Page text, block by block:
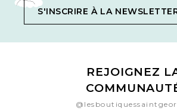
S'INSCRIRE À LA
REJOIGNEZ